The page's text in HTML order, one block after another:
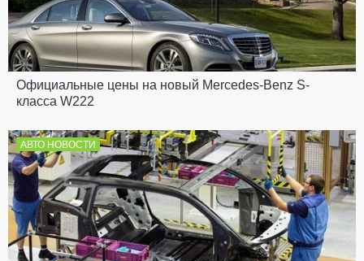
Официальные цены на новый Mercedes-Benz S-
класса W222
АВТО НОВОСТИ